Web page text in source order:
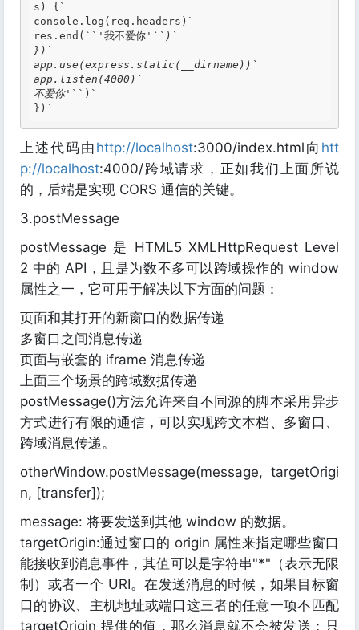
s) {`
console.log(req.headers)`
res.end( ``' 我不爱你 '``)`
})`
app.use(express.static(__dirname))`
app.listen(4000)`
不爱你' ``)`
})`
上述代码由 http://localhost:3000/index.html向 htt
p://localhost:4000/跨域请求，正如我们上面所说
的，后端是实现 CORS 通信的关键。
3.postMessage
postMessage 是 HTML5 XMLHttpRequest Level
2 中的 API，且是为数不多可以跨域操作的 window
属性之一，它可用于解决以下方面的问题：
页面和其打开的新窗口的数据传递
多窗口之间消息传递
页面与嵌套的 iframe 消息传递
上面三个场景的跨域数据传递
postMessage()方法允许来自不同源的脚本采用异步
方式进行有限的通信，可以实现跨文本档、多窗口、
跨域消息传递。
otherWindow.postMessage(message, targetOrigi
n, [transfer]);
message: 将要发送到其他 window 的数据。
targetOrigin:通过窗口的 origin 属性来指定哪些窗口
能接收到消息事件，其值可以是字符串"*"（表示无限
制）或者一个 URI。在发送消息的时候，如果目标窗
口的协议、主机地址或端口这三者的任意一项不匹配
targetOrigin 提供的值，那么消息就不会被发送；只